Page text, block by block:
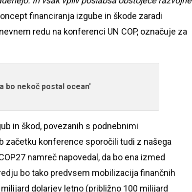
financiranja izgube in škode zaradi
redu na konferenci UN COP, označuje za
bo nekoč postal ocean'
in škod, povezanih s podnebnimi
začetku konference sporočili tudi z našega
namreč napovedal, da bo ena izmed
bo tako predvsem mobilizacija finančnih
dolarjev letno (približno 100 milijard